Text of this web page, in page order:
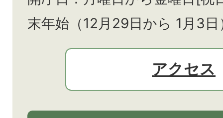
末年始（12月29日から 1月3
アクセス